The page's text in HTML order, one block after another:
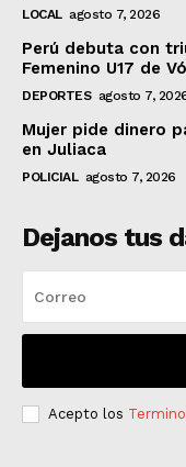
LOCAL agosto 7, 2026
Perú debuta con
Femenino U17 de
DEPORTES agosto 7,
Mujer pide dinero
en Juliaca
POLICIAL agosto 7, 2026
Dejanos tus
Acepto los